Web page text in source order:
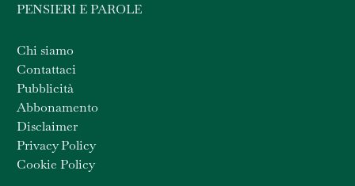
PENSIERI E PAROLE
Chi siamo
Contattaci
Pubblicità
Abbonamento
Disclaimer
Privacy Policy
Cookie Policy